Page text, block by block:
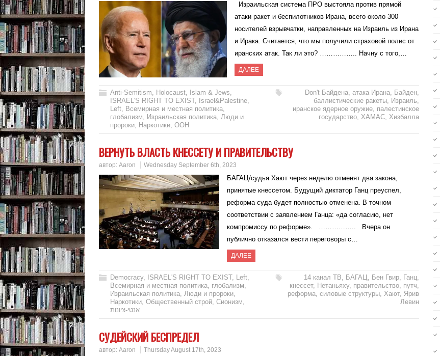
Израильская система ПРО выстояла против прямой
атаки ракет и беспилотников Ирана, всего около 300
носителей взрывчатки, направленных на Израиль из Ирана
и Ирака. Считается, что мы получили страховой полис от
иранских атак. Так ли это? …………….. Начну с того,…
ДАЛЕЕ
Anti-Semitism, Holocaust, Islam & Jews,
ISRAEL'S RIGHT TO EXIST, Israel&Palestine,
Left, Всемирная и местная политика,
глобализм, Израильская политика, Люди и
пророки, Наркотики, ООН
Don't Байдена, атака Ирана, Байден,
баллистические ракеты, Израиль,
иранское ядерное оружие, палестинское
государство, ХАМАС, Хизбалла
ВЕРНУТЬ ВЛАСТЬ КНЕССЕТУ И ПРАВИТЕЛЬСТВУ
автор: Aaron Wednesday September 6th, 2023
БАГАЦ/судья Хают через неделю отменят два закона,
принятые кнессетом. Будущий диктатор Ганц преуспел,
реформа суда будет полностью отменена. В точном
соответствии с заявлением Ганца: «да согласию, нет
компромиссу по реформе». …………….. Вчера он
публично отказался вести переговоры с…
ДАЛЕЕ
Democracy, ISRAEL'S RIGHT TO EXIST, Left,
Всемирная и местная политика, глобализм,
Израильская политика, Люди и пророки,
Наркотики, Общественный строй, Сионизм,
אנטי-ציונות
14 канал ТВ, БАГАЦ, Бен Гвир, Ганц,
кнессет, Нетаньяху, правительство, путч,
реформа, силовые структуры, Хают, Ярив
Левин
СУДЕЙСКИЙ БЕСПРЕДЕЛ
автор: Aaron Thursday August 17th, 2023